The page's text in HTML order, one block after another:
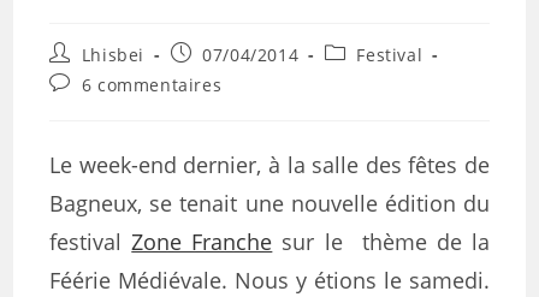
Lhisbei 07/04/2014
Festival
6 commentaires
Le week-end dernier, à la salle des fêtes de
Bagneux, se tenait une nouvelle édition du
festivalZone Franche sur le thème de la
Féérie Médiévale. Nous y étions le samedi.